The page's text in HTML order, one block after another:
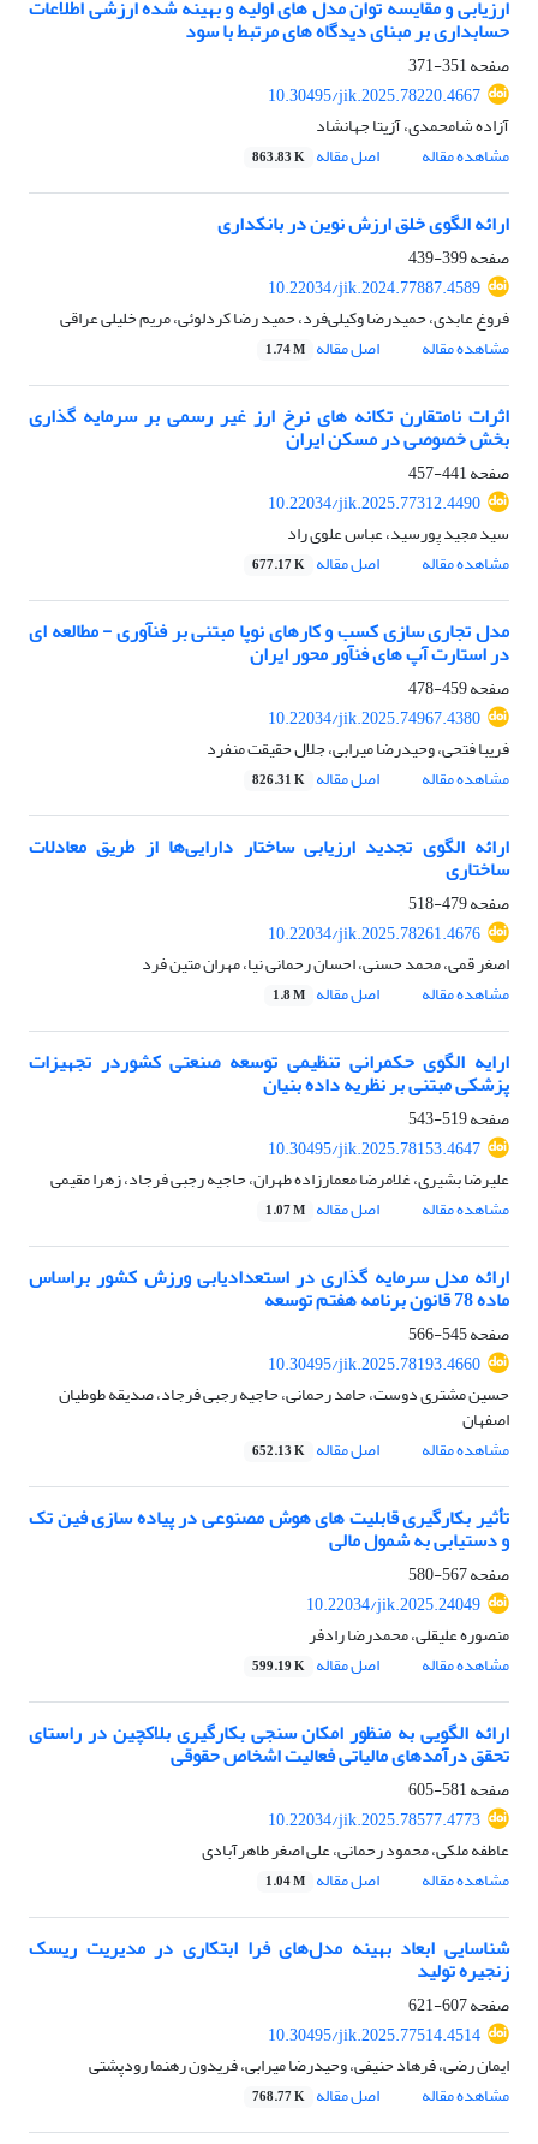
ارزیابی و مقایسه توان مدل های اولیه و بهینه شده ارزشی اطلاعات
حسابداری بر مبنای دیدگاه های مرتبط با سود
صفحه351-371
10.30495/jik.2025.78220.4667
آزاده شامحمدی، آزیتا جهانشاد
مشاهده مقاله
اصل مقاله 863.83 K
ارائه الگوی خلق ارزش نوین در بانکداری
صفحه399-439
10.22034/jik.2024.77887.4589
فروغ عابدی، حمیدرضا وکیلی‌فرد، حمید رضا کردلوئی، مریم خلیلی عراقی
مشاهده مقاله
اصل مقاله 1.74 M
اثرات نامتقارن تکانه های نرخ ارز غیر رسمی بر سرمایه گذاری
بخش خصوصی در مسکن ایران
صفحه441-457
10.22034/jik.2025.77312.4490
سید مجید پورسید، عباس علوی راد
مشاهده مقاله
اصل مقاله 677.17 K
مدل تجاری سازی کسب و کارهای نوپا مبتنی بر فنآوری - مطالعه ای
در استارت آپ های فنآور محور ایران
صفحه459-478
10.22034/jik.2025.74967.4380
فریبا فتحی، وحیدرضا میرابی، جلال حقیقت منفرد
مشاهده مقاله
اصل مقاله 826.31 K
ارائه الگوی تجدید ارزیابی ساختار دارایی‌ها از طریق معادلات
ساختاری
صفحه479-518
10.22034/jik.2025.78261.4676
اصغر قمی، محمد حسنی، احسان رحمانی نیا، مهران متین فرد
مشاهده مقاله
اصل مقاله 1.8 M
ارایه الگوی حکمرانی تنظیمی توسعه صنعتی کشوردر تجهیزات
پزشکی مبتنی بر نظریه داده بنیان
صفحه519-543
10.30495/jik.2025.78153.4647
علیرضا بشیری، غلامرضا معمارزاده طهران، حاجیه رجبی فرجاد، زهرا مقیمی
مشاهده مقاله
اصل مقاله 1.07 M
ارائه مدل سرمایه گذاری در استعدادیابی ورزش کشور براساس
ماده 78 قانون برنامه هفتم توسعه
صفحه545-566
10.30495/jik.2025.78193.4660
حسین مشتری دوست، حامد رحمانی، حاجیه رجبی فرجاد، صدیقه طوطیان
اصفهان
مشاهده مقاله
اصل مقاله 652.13 K
تأثیر بکارگیری قابلیت های هوش مصنوعی در پیاده سازی فین تک
و دستیابی به شمول مالی
صفحه567-580
10.22034/jik.2025.24049
منصوره علیقلی، محمدرضا رادفر
مشاهده مقاله
اصل مقاله 599.19 K
ارائه الگویی به منظور امکان سنجی بکارگیری بلاکچین در راستای
تحقق درآمدهای مالیاتی فعالیت اشخاص حقوقی
صفحه581-605
10.22034/jik.2025.78577.4773
عاطفه ملکی، محمود رحمانی، علی اصغر طاهرآبادی
مشاهده مقاله
اصل مقاله 1.04 M
شناسایی ابعاد بهینه مدل‌های فرا ابتکاری در مدیریت ریسک
زنجیره تولید
صفحه607-621
10.30495/jik.2025.77514.4514
ایمان رضی، فرهاد حنیفی، وحیدرضا میرابی، فریدون رهنما رودپشتی
مشاهده مقاله
اصل مقاله 768.77 K